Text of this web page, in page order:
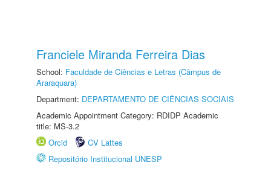
Franciele Miranda Ferreira Dias
School: Faculdade de Ciências e Letras (Câmpus de
Araraquara)
Department: DEPARTAMENTO DE CIÊNCIAS SOCIAIS
Academic Appointment Category: RDIDP Academic
title: MS-3.2
Orcid
CV Lattes
Repositório Institucional UNESP